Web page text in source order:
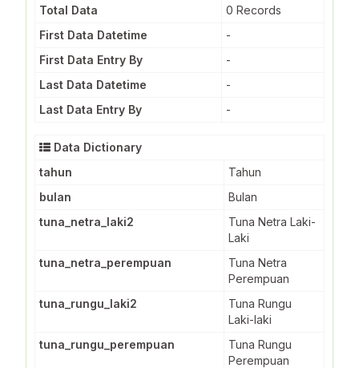
Total Data
0 Records
First Data Datetime
-
First Data Entry By
-
Last Data Datetime
-
Last Data Entry By
-
Data Dictionary
tahun
Tahun
bulan
Bulan
tuna_netra_laki2
Tuna Netra Laki-
Laki
tuna_netra_perempuan
Tuna Netra
Perempuan
tuna_rungu_laki2
Tuna Rungu
Laki-laki
tuna_rungu_perempuan
Tuna Rungu
Perempuan